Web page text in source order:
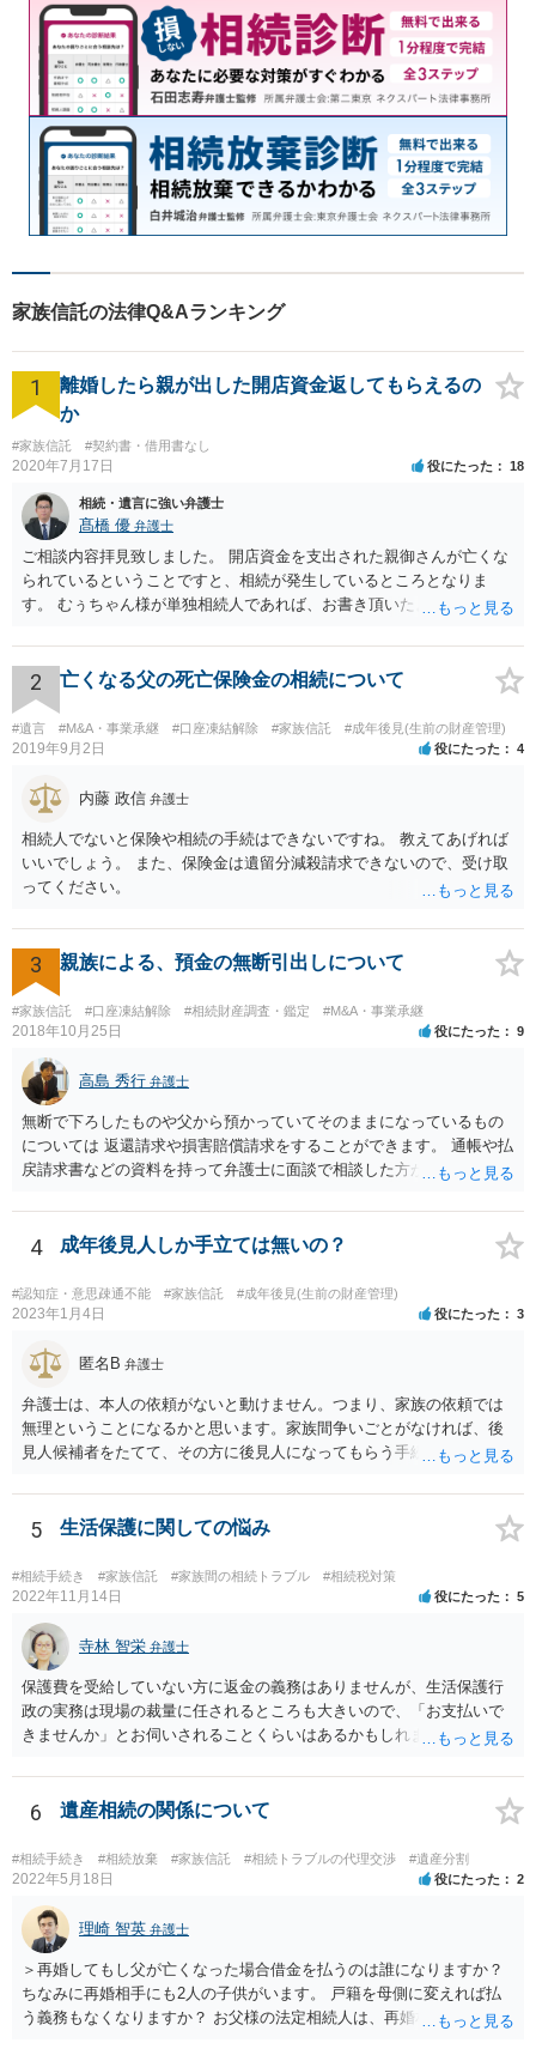
家族信託の法律Q&Aランキング
1
離婚したら親が出した開店資金返してもらえるの
か
#家族信託 #契約書・借用書なし
2020年7月17日 役にたった 18
相続・遺言に強い弁護士
髙橋 優 弁護士
ご相談内容拝見致しました。 開店資金を支出された親御さんが亡くな
られているということですと、相続が発生しているところとなりま
す。 むぅちゃん様が単独相続人であれば、お書き頂いたような方法で
相続人おられるということであれば、他の相続人との協議が必要とな
るところです。 また、当該点とは別にご主人から貸付ではなく贈与で
あると主張される可能性がございます。 その場合には、貸付であるこ
とを伺わせる事情をどれだけ積み重ねることが出来るか、というとこ
ろとなります。 返済の事実や、返済を約束するメール等です。 金額の
おく方が宜しいかと思います。 緊急という訳ではないかと思います
が、事前準備が早い方が有効な手段が増える傾向にありますので、早
目に弁護士を入れられることを御検討頂くと良いかと思います。
2 亡くなる父の死亡保険金の相続について
#遺言 #M&A・事業承継 #口座凍結解除 #家族信託 #成年後見(生前の財産管理)
2019年9月2日 役にたった 4
内藤 政信 弁護士
相続人でないと保険や相続の手続はできないですね。 教えてあげれば
いいでしょう。 また、保険金は遺留分減殺請求できないので、受け取
ってください。
3 親族による、預金の無断引出しについて
#家族信託 #口座凍結解除 #相続財産調査・鑑定 #M&A・事業承継
2018年10月25日 役にたった 9
高島 秀行 弁護士
無断で下ろしたものや父から預かっていてそのままになっているもの
については 返還請求や損害賠償請求をすることができます。 通帳や払
戻請求書などの資料を持って弁護士に面談で相談した方がよいと思い
4 成年後見人しか手立ては無いの？
#認知症・意思疎通不能 #家族信託 #成年後見(生前の財産管理)
2023年1月4日 役にたった 3
匿名B 弁護士
弁護士は、本人の依頼がないと動けません。つまり、家族の依頼では
無理ということになるかと思います。家族間争いごとがなければ、後
見人候補者をたてて、その方に後見人になってもらう手続をすすめた
5 生活保護に関しての悩み
#相続手続き #家族信託 #家族間の相続トラブル #相続税対策
2022年11月14日 役にたった 5
寺林 智栄 弁護士
保護費を受給していない方に返金の義務はありませんが、生活保護行
政の実務は現場の裁量に任されるところも大きいので、「お支払いで
きませんか」とお伺いされることくらいはあるかもしれません。 通報
考えてご判断いただくのが良いと思います。
6 遺産相続の関係について
#相続手続き #相続放棄 #家族信託 #相続トラブルの代理交渉 #遺産分割
2022年5月18日 役にたった 2
理崎 智英 弁護士
＞再婚してもし父が亡くなった場合借金を払うのは誰になりますか？
ちなみに再婚相手にも2人の子供がいます。 戸籍を母側に変えれば払
う義務もなくなりますか？ お父様の法定相続人は、再婚相手とご相談